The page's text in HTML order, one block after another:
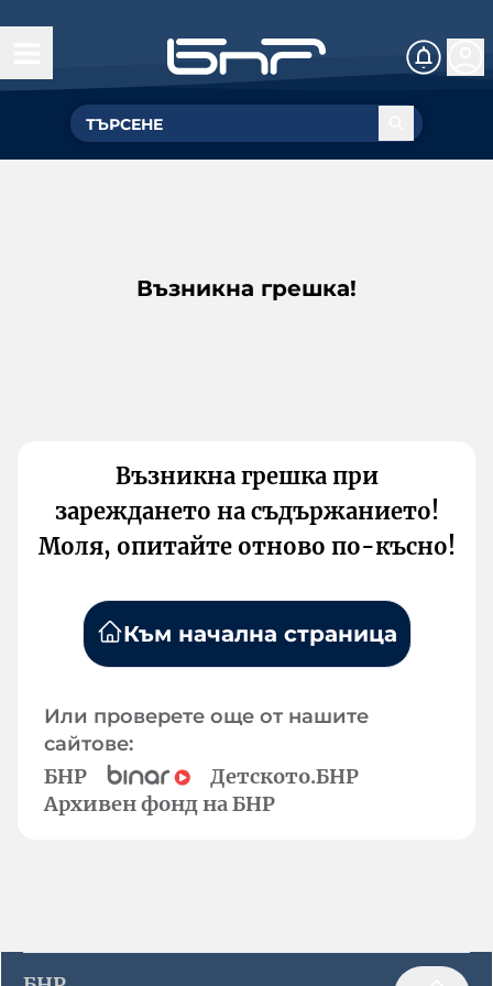
Възникна грешка!
Възникна грешка при
зареждането на съдържанието!
Моля, опитайте отново по-късно!
Към начална страница
Или проверете още от нашите
сайтове:
БНР
Детското.БНР
Архивен фонд на БНР